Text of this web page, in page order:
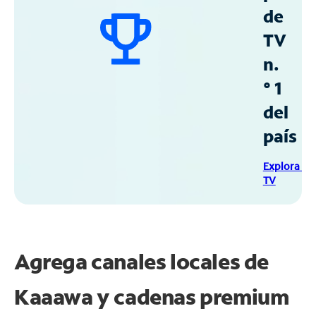
de
TV
n.
° 1
del
país
Explora
TV
Agrega canales locales de
Kaaawa y cadenas premium